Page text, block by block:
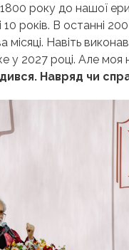
року до нашої
років. В останні 200
місяці. Навіть
у 2027 році. Але моя
Навряд чи